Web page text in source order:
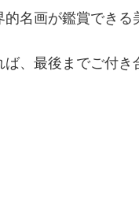
的名画が鑑賞できる
ば、最後までご付き